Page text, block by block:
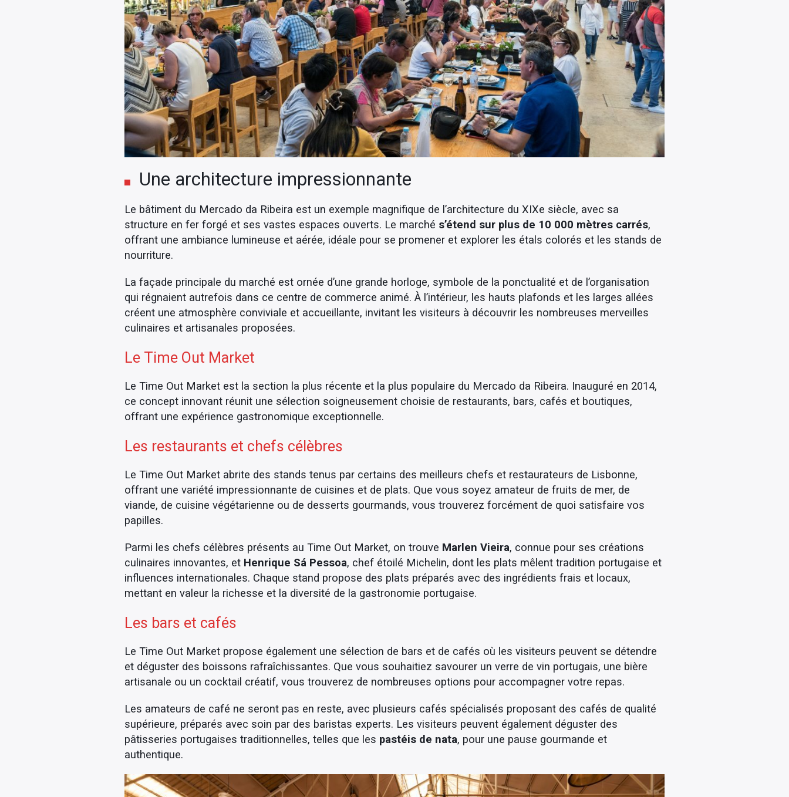
Une architecture impressionnante
Le bâtiment du Mercado da Ribeira est un exemple magnifique de l’architecture du XIXe siècle, avec sa
structure en fer forgé et ses vastes espaces ouverts. Le marché s’étend sur plus de 10 000 mètres carrés,
offrant une ambiance lumineuse et aérée, idéale pour se promener et explorer les étals colorés et les stands de
nourriture.
La façade principale du marché est ornée d’une grande horloge, symbole de la ponctualité et de l’organisation
qui régnaient autrefois dans ce centre de commerce animé. À l’intérieur, les hauts plafonds et les larges allées
créent une atmosphère conviviale et accueillante, invitant les visiteurs à découvrir les nombreuses merveilles
culinaires et artisanales proposées.
Le Time Out Market
Le Time Out Market est la section la plus récente et la plus populaire du Mercado da Ribeira. Inauguré en 2014,
ce concept innovant réunit une sélection soigneusement choisie de restaurants, bars, cafés et boutiques,
offrant une expérience gastronomique exceptionnelle.
Les restaurants et chefs célèbres
Le Time Out Market abrite des stands tenus par certains des meilleurs chefs et restaurateurs de Lisbonne,
offrant une variété impressionnante de cuisines et de plats. Que vous soyez amateur de fruits de mer, de
viande, de cuisine végétarienne ou de desserts gourmands, vous trouverez forcément de quoi satisfaire vos
papilles.
Parmi les chefs célèbres présents au Time Out Market, on trouve Marlen Vieira, connue pour ses créations
culinaires innovantes, et Henrique Sá Pessoa, chef étoilé Michelin, dont les plats mêlent tradition portugaise et
influences internationales. Chaque stand propose des plats préparés avec des ingrédients frais et locaux,
mettant en valeur la richesse et la diversité de la gastronomie portugaise.
Les bars et cafés
Le Time Out Market propose également une sélection de bars et de cafés où les visiteurs peuvent se détendre
et déguster des boissons rafraîchissantes. Que vous souhaitiez savourer un verre de vin portugais, une bière
artisanale ou un cocktail créatif, vous trouverez de nombreuses options pour accompagner votre repas.
Les amateurs de café ne seront pas en reste, avec plusieurs cafés spécialisés proposant des cafés de qualité
supérieure, préparés avec soin par des baristas experts. Les visiteurs peuvent également déguster des
pâtisseries portugaises traditionnelles, telles que les pastéis de nata, pour une pause gourmande et
authentique.